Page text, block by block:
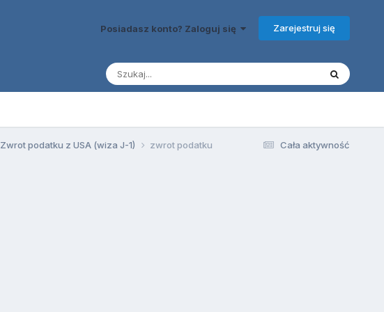
Posiadasz konto? Zaloguj się Zarejestruj się
Cała aktywność
Zwrot podatku z USA (wiza J-1) zwrot podatku